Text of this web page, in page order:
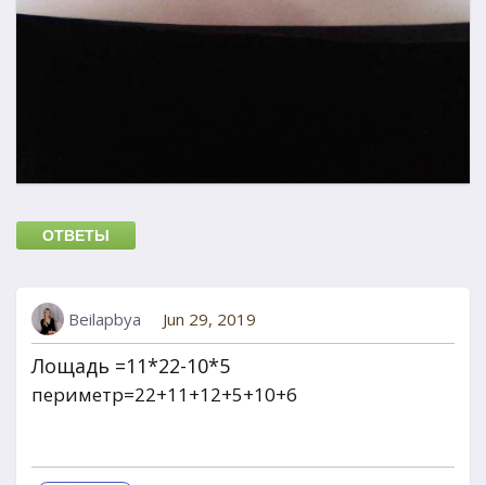
ОТВЕТЫ
Beilapbya Jun 29, 2019
Лощадь =11*22-10*5
периметр=22+11+12+5+10+6